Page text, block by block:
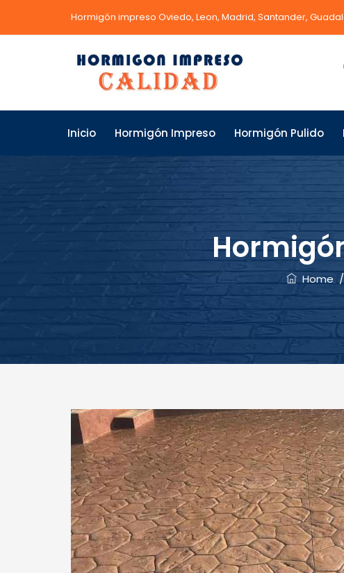
Hormigón impreso Oviedo, Leon, Madrid, Santander,
Inicio Hormigón Impreso Hormigón Pulido
Home /